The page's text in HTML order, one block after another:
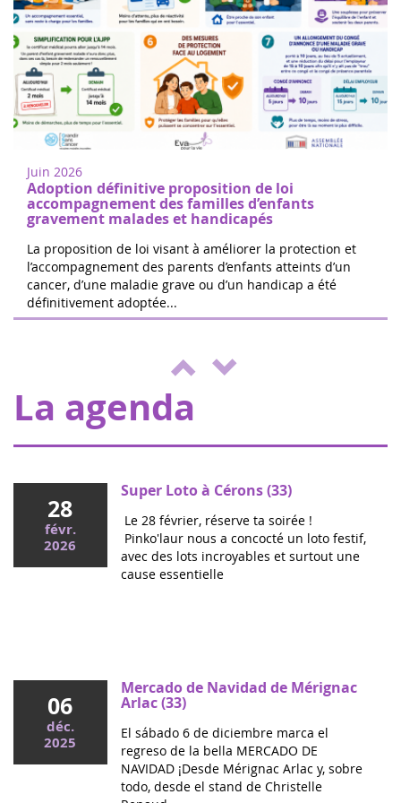
Juin 2026
Adoption définitive proposition de loi
accompagnement des familles d’enfants
gravement malades et handicapés
La proposition de loi visant à améliorer la protection et
l’accompagnement des parents d’enfants atteints d’un
cancer, d’une maladie grave ou d’un handicap a été
définitivement adoptée...
Ce mercredi, le député Vincent Thiébaut organisait avec
Grandir Sans Cancer et Eva pour la vie le colloque "Dons
de vie et lutte contre les cancers, maladies graves et
handicaps de l'enfant" à l'...
La agenda
18
juin
2022
Mujeres de corazón en Nogent sur
Oise
Camine o corra para apoyar la
Registro gratuito en el sitio. El 100% d...
04
Las 24 horas de Boissy le Cutté
El equipo de Running Pour L'espoir
actividades a beneficio de Eva pour la vie
y ENVOL, para apoyar a los niños e...
28
févr.
2026
Super Loto à Cérons (33)
Le 28 février, réserve ta soirée !
Pinko'laur nous a concocté un loto festif,
avec des lots incroyables et surtout une
cause essentielle
06
déc.
2025
Mercado de Navidad de Mérignac
Arlac (33)
El sábado 6 de diciembre marca el
regreso de la bella MERCADO DE
NAVIDAD ¡Desde Mérignac Arlac y, sobre
todo, desde el stand de Christelle